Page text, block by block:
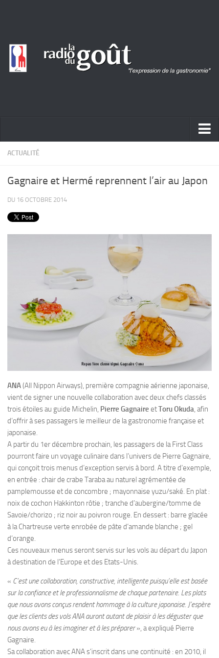
ACTUALITÉ
PORTRAITS
PRODUITS
Desserts
Sauces
ACTUALITÉ
Gagnaire et Hermé reprennent l’air au Japon
DU 16 OCTOBRE 2014
ANA(All Nippon Airways), première compagnie aérienne japonaise,
vient de signer une nouvelle collaboration avec deux chefs classés
trois étoiles au guide Michelin, Pierre Gagnaire etToru Okuda, afin
d’offrir à ses passagers le meilleur de la gastronomie française et
japonaise.
A partir du 1er décembre prochain, les passagers de la First Class
pourront faire un voyage culinaire dans l’univers de Pierre Gagnaire,
qui conçoit trois menus d’exception servis à bord. A titre d’exemple,
en entrée : chair de crabe Taraba au naturel agrémentée de
pamplemousse et de concombre ; mayonnaise yuzu/saké. En plat :
noix de cochon Hakkinton rôtie ; tranche d’aubergine/tomme de
Savoie/chorizo ; riz noir au poivron rouge. En dessert : barre glacée
à la Chartreuse verte enrobée de pâte d’amande blanche ; gel
d’orange.
Ces nouveaux menus seront servis sur les vols au départ du Japon
à destination de l’Europe et des Etats-Unis.
« C’est une collaboration, constructive, intelligente puisqu’elle est basée
sur la confiance et le professionnalisme de chaque partenaire. Les plats
que nous avons conçus rendent hommage à la culture japonaise. J’espère
que les clients des vols ANA auront autant de plaisir à les déguster que
nous avons eu à les imaginer et à les préparer», a expliqué Pierre
Gagnaire.
Sa collaboration avec ANA s’inscrit dans une continuité : en 2010, il